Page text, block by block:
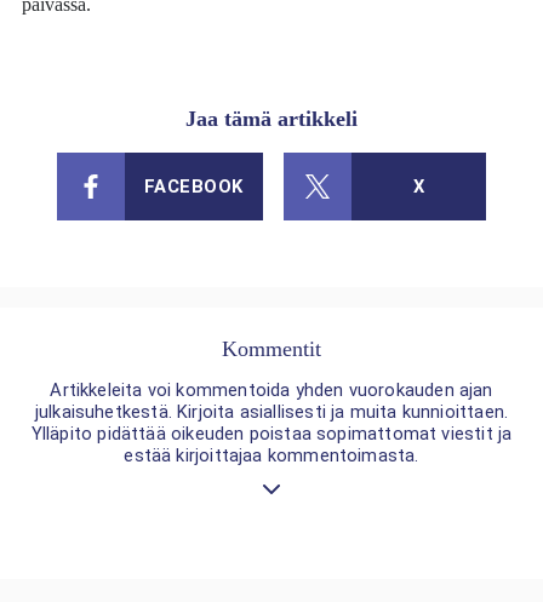
Jaa tämä artikkeli
FACEBOOK X
Kommentit
Artikkeleita voi kommentoida yhden vuorokauden ajan
julkaisuhetkestä. Kirjoita asiallisesti ja muita kunnioittaen.
Ylläpito pidättää oikeuden poistaa sopimattomat viestit ja
estää kirjoittajaa kommentoimasta.